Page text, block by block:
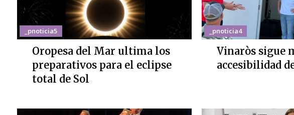
_pnoticia5
Oropesa del Mar ultima los
preparativos para el eclipse
total de Sol
_pnoticia4
Vinaròs sigue
accesibilidad